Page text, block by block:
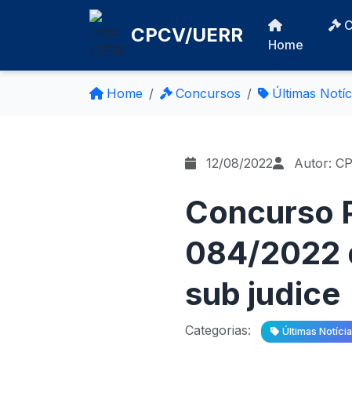
CPCV/UERR Home
Home Concursos Últimas
12/08/2022 Autor:
Concurso
084/2022
sub judice
Categorias: Últimas